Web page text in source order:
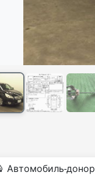
Автомобиль-донор